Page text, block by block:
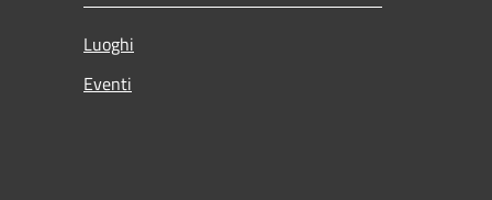
Luoghi
Eventi